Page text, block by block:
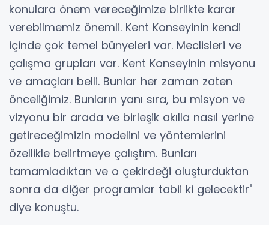
konulara önem vereceğimize birlikte karar
verebilmemiz önemli. Kent Konseyinin kendi
içinde çok temel bünyeleri var. Meclisleri ve
çalışma grupları var. Kent Konseyinin misyonu
ve amaçları belli. Bunlar her zaman zaten
önceliğimiz. Bunların yanı sıra, bu misyon ve
vizyonu bir arada ve birleşik akılla nasıl yerine
getireceğimizin modelini ve yöntemlerini
özellikle belirtmeye çalıştım. Bunları
tamamladıktan ve o çekirdeği oluşturduktan
sonra da diğer programlar tabii ki gelecektir"
diye konuştu.